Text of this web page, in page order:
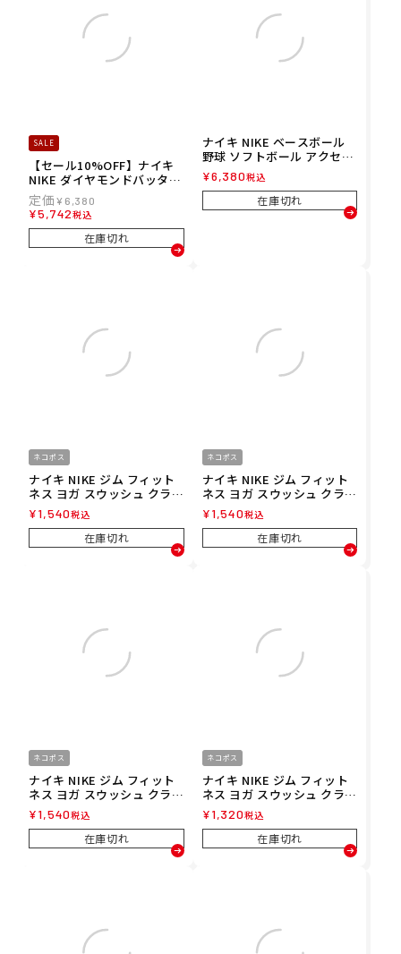
SALE
【セール10%OFF】ナイキ
NIKE ダイヤモンドバッター
ズ エルボーガード 左右兼用
ベースボール 野球 ソフトボ
ール BA3015-092
¥ 6,380
¥5,742税込
在庫切れ
ナイキ NIKE ベースボール
野球 ソフトボール アクセサ
リー ダイヤモンドバッター
ズ エルボーガード 左右兼用
BA3015-091 メンズ レディ
ース ユニセックス 25FA 秋
¥6,380税込
在庫切れ
ネコポス
ナイキ NIKE ジム フィット
ネス ヨガ スウッシュ クラシ
ック リストバンド 2個入り
BN3000-656 メンズ レディ
ース ユニセックス 25FA 秋
冬
¥1,540税込
在庫切れ
ネコポス
ナイキ NIKE ジム フィット
ネス ヨガ スウッシュ クラシ
ック リストバンド 2個入り
BN3000-488 メンズ レディ
ース ユニセックス 25FA 秋
冬
¥1,540税込
在庫切れ
ネコポス
ナイキ NIKE ジム フィット
ネス ヨガ スウッシュ クラシ
ック リストバンド 2個入り
BN3000-400 メンズ レディ
ース ユニセックス 25FA 秋
冬
¥1,540税込
在庫切れ
ネコポス
ナイキ NIKE ジム フィット
ネス ヨガ スウッシュ クラシ
ック ヘッドバンド BN1000-
463 メンズ レディース ユニ
セックス 25FA 秋冬
¥1,320税込
在庫切れ